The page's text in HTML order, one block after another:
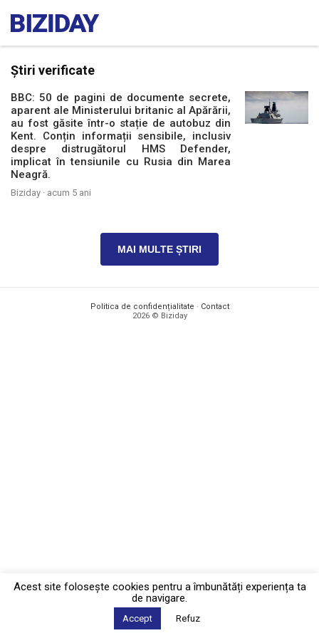
Știri verificate
BBC: 50 de pagini de documente secrete,
aparent ale Ministerului britanic al Apărării,
au fost găsite într-o stație de autobuz din
Kent. Conțin informații sensibile, inclusiv
despre distrugătorul HMS Defender,
implicat în tensiunile cu Rusia din Marea
Neagră.
Biziday · acum 5 ani
MAI MULTE ȘTIRI
Politica de confidențialitate · Contact
2026 © Biziday
Acest site foloseşte cookies pentru a îmbunătăți experiența ta
de navigare.
Accept Refuz